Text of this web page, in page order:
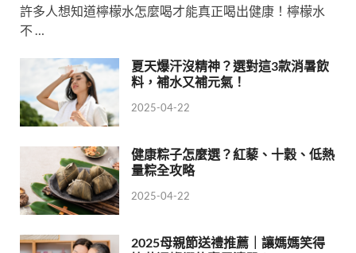
許多人想知道檸檬水怎麼喝才能真正喝出健康！檸檬水
不 …
夏天爆汗沒精神？選對這3款消暑飲
料，補水又補元氣！
2025-04-22
健康粽子怎麼選？紅藜、十穀、低熱
量粽全攻略
2025-04-22
2025母親節送禮推薦｜讓媽媽笑得